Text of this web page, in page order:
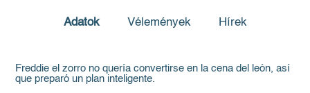
Adatok Vélemények Hírek
Freddie el zorro no quería convertirse en la cena del león, así
que preparó un plan inteligente.